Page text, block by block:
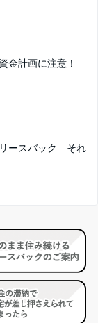
計画に注意！
ースバック それ